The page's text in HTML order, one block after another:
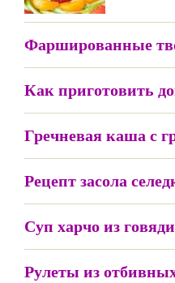
Фаршированные
Как приготовить
Гречневая каша с
Рецепт засола
Суп харчо из
Рулеты из